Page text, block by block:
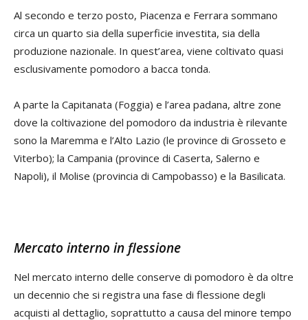
Al secondo e terzo posto, Piacenza e Ferrara sommano
circa un quarto sia della superficie investita, sia della
produzione nazionale. In quest’area, viene coltivato quasi
esclusivamente pomodoro a bacca tonda.
A parte la Capitanata (Foggia) e l’area padana, altre zone
dove la coltivazione del pomodoro da industria è rilevante
sono la Maremma e l’Alto Lazio (le province di Grosseto e
Viterbo); la Campania (province di Caserta, Salerno e
Napoli), il Molise (provincia di Campobasso) e la Basilicata.
Mercato interno in flessione
Nel mercato interno delle conserve di pomodoro è da oltre
un decennio che si registra una fase di flessione degli
acquisti al dettaglio, soprattutto a causa del minore tempo